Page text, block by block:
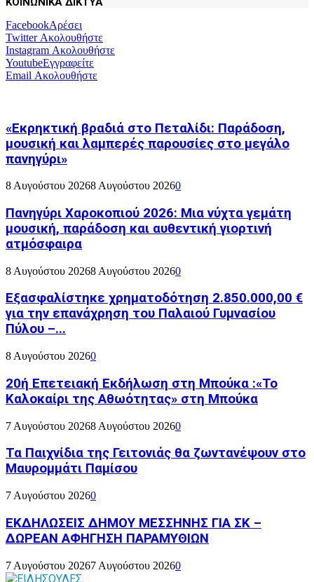
FacebookΑρέσει
TwitterΑκολουθήστε
Instagram Ακολουθήστε
YoutubeΕγγραφείτε
Email Ακολουθήστε
«Εκρηκτική βραδιά στο Πεταλίδι: Παράδοση,
μουσική και λαμπερές παρουσίες στο μεγάλο
πανηγύρι»
8 Αυγούστου 20268 Αυγούστου 20260
Πανηγύρι Χαροκοπιού 2026: Μια νύχτα γεμάτη
μουσική, παράδοση και αυθεντική γιορτινή
ατμόσφαιρα
8 Αυγούστου 20268 Αυγούστου 20260
Εξασφαλίστηκε χρηματοδότηση 2.850.000,00 €
για την επανάχρηση του Παλαιού Γυμνασίου
Πύλου –...
8 Αυγούστου 20260
20ή Επετειακή Εκδήλωση στη Μπούκα :«Το
Καλοκαίρι της Αθωότητας» στη Μπούκα
7 Αυγούστου 20268 Αυγούστου 20260
Τα Παιχνίδια της Γειτονιάς θα ζωντανέψουν στο
Μαυρομμάτι Παμίσου
7 Αυγούστου 20260
ΕΚΔΗΛΩΣΕΙΣ ΔΗΜΟΥ ΜΕΣΣΗΝΗΣ ΓΙΑ ΣΚ –
ΔΩΡΕΑΝ ΑΦΗΓΗΣΗ ΠΑΡΑΜΥΘΙΩΝ
7 Αυγούστου 20267 Αυγούστου 20260